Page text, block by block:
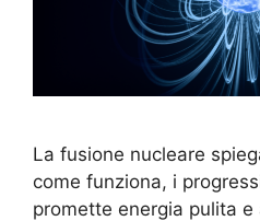
La fusione nucleare
come funziona, i
promette energia pulita